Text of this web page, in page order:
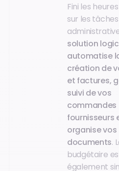
Fini les
sur les tâches
solution
automatise
création de
et factures,
suivi de vos
commandes
fournisseurs
organise vos
documents.
budgétaire
également